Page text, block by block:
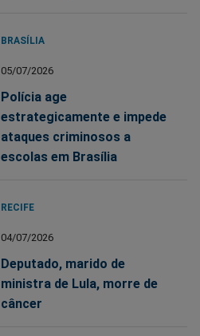
BRASÍLIA
05/07/2026
Polícia age
estrategicamente e impede
ataques criminosos a
escolas em Brasília
RECIFE
04/07/2026
Deputado, marido de
ministra de Lula, morre de
câncer